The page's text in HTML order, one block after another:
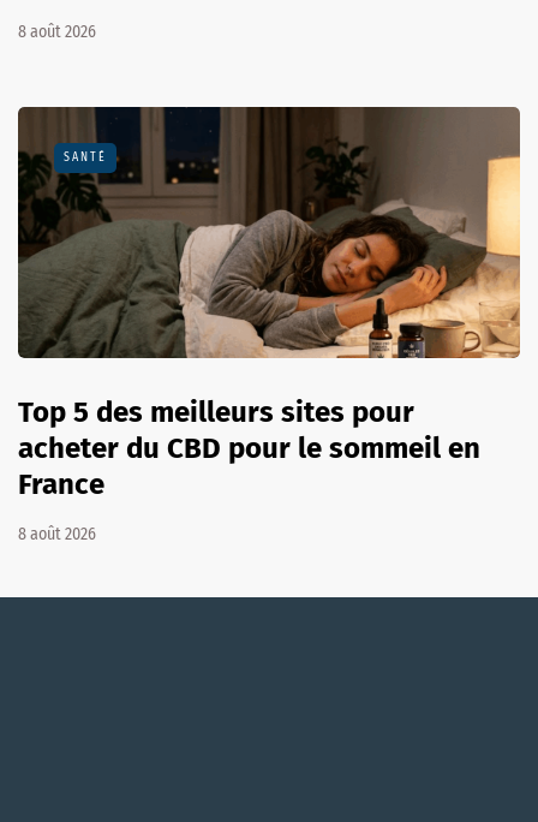
8 août 2026
SANTÉ
Top 5 des meilleurs sites pour
acheter du CBD pour le sommeil en
France
8 août 2026